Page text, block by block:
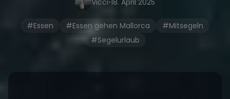
Vicci•18. April 2025
#Essen #Essen gehen Mallorca
#Mitsegeln
#Segelurlaub